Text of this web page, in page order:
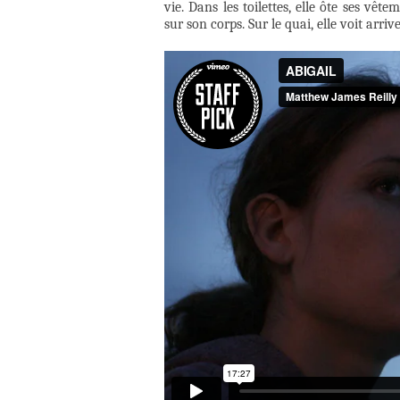
vie. Dans les toilettes, elle ôte ses
sur son corps. Sur le quai, elle voit